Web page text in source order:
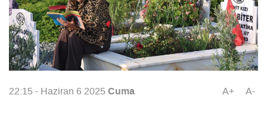
22:15 - Haziran 6 2025Cuma A+ A-